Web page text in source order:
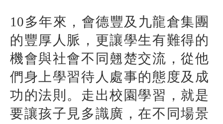
10多年來，會德豐及九龍倉集團
的豐厚人脈，更讓學生有難得的
機會與社會不同翹楚交流，從他
們身上學習待人處事的態度及成
功的法則。走出校園學習，就是
要讓孩子見多識廣，在不同場景